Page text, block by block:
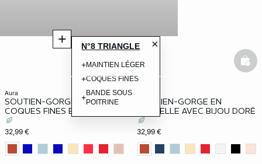
+ ×
N°8 TRIANGLE
+MAINTIEN LÉGER
+COQUES FINES
+BANDE SOUS
POITRINE
aura
SOUTIEN-GORGE N.4 - LE
COQUES FINES EN DENTELLE
32,99 €
basketfull
SOUTIEN-GORGE EN
DENTELLE AVEC BIJOU DORÉ
32,99 €